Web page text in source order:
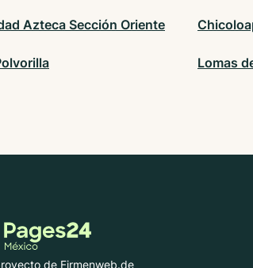
Azteca Sección Oriente
Lomas
de Firmenweb.de